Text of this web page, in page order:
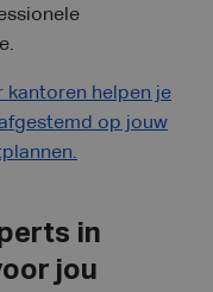
kantoren helpen je
op jouw
in
jou